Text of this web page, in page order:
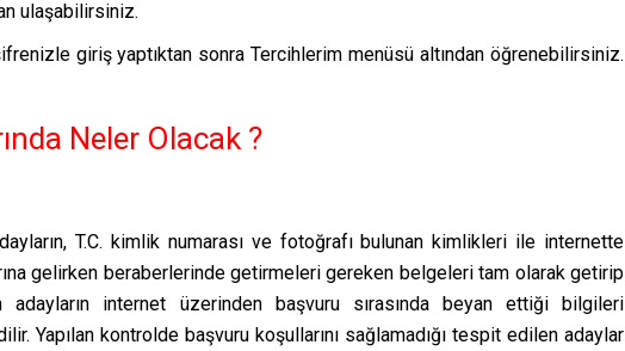
ulaşabilirsiniz.
giriş yaptıktan sonra Tercihlerim menüsü altından öğrenebilirsiniz.
Neler Olacak ?
T.C. kimlik numarası ve fotoğrafı bulunan kimlikleri ile internette
gelirken beraberlerinde getirmeleri gereken belgeleri tam olarak getirip
internet üzerinden başvuru sırasında beyan ettiği bilgileri
Yapılan kontrolde başvuru koşullarını sağlamadığı tespit edilen adaylar